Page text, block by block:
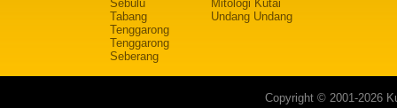
Sebulu
Tabang
Tenggarong
Tenggarong
Seberang
Mitologi Kutai
Undang Undang
Copyright © 2001-2026